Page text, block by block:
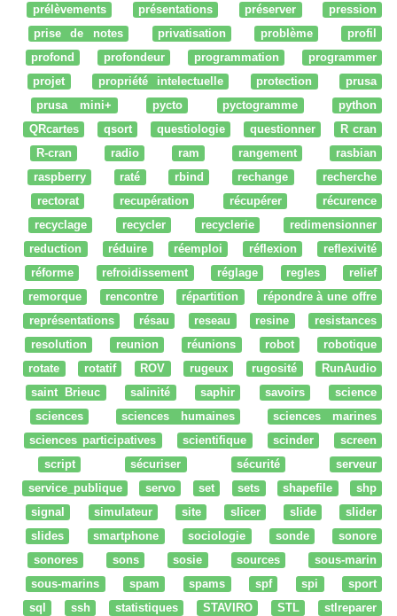
prélèvements
présentations préserver
pression
prise de notes
privatisation problème
profil
profond
profondeur programmation
programmer
projet
propriété intelectuelle protection
prusa
prusa mini+
pycto pyctogramme
python
QRcartes
qsort questiologie questionner
R cran
R-cran
radio ram rangement
rasbian
raspberry
raté rbind rechange
recherche
rectorat
recupération récupérer
récurence
recyclage
recycler recyclerie
redimensionner
reduction
réduire réemploi réflexion
reflexivité
réforme
refroidissement réglage regles
relief
remorque
rencontre répartition
répondre à une offre
représentations
résau reseau resine
resistances
resolution
reunion réunions robot
robotique
rotate
rotatif ROV rugeux rugosité
RunAudio
saint Brieuc
salinité saphir savoirs
science
sciences
sciences humaines
sciences marines
sciences participatives
scientifique scinder
screen
script
sécuriser sécurité
serveur
service_publique
servo set sets shapefile
shp
signal
simulateur site slicer slide
slider
slides
smartphone sociologie sonde
sonore
sonores
sons sosie sources
sous-marin
sous-marins
spam spams spf spi
sport
sql
ssh statistiques STAVIRO STL
stlreparer